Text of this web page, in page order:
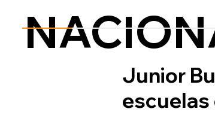
Junior
escuelas